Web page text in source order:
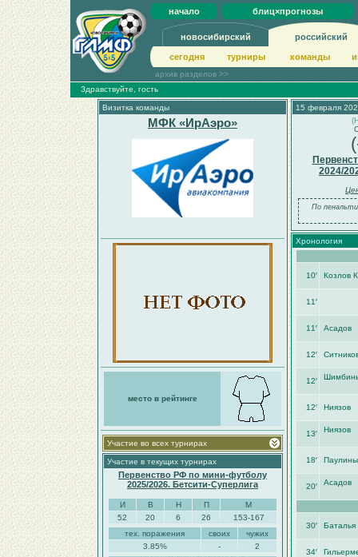
начало блиц×прогнозы
новосибирский российский
сегодня турниры команды
архив разделов >>
Здравствуйте, гость
Визитка команды
МФК «ИрАэро»
место в рейтинге
Участие во всех турнирах
Участие в текущих турнирах
Первенство РФ по мини-футболу
2025/2026. Бетсити-Суперлига
И В Н П
М
52
20 6 26
153-167
тех. поражения
своих
чужих
3.85%
-
2
15 февраля
2024/
По
Хронология
10′ Козлов К
11′
11′ Асадов
12′
12′
12′ Ниязов
13′ Ниязов
18′
20′ Асадов
30′ Баталья
34′